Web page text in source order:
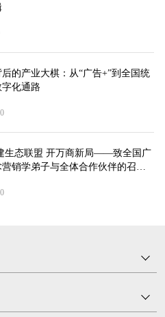
的产业大棋：从“广告+”到全国统
化通路
生态联盟 开万商新局——致全国广
销学弟子与全体合作伙伴的召集